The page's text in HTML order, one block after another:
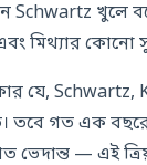
খুলে
মিথ্যার কোনো
যে, Schwartz,
গত এক
ভেদান্ত — এই